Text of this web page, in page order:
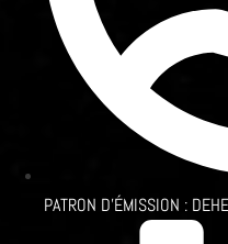
PATRON D'ÉMISSION :